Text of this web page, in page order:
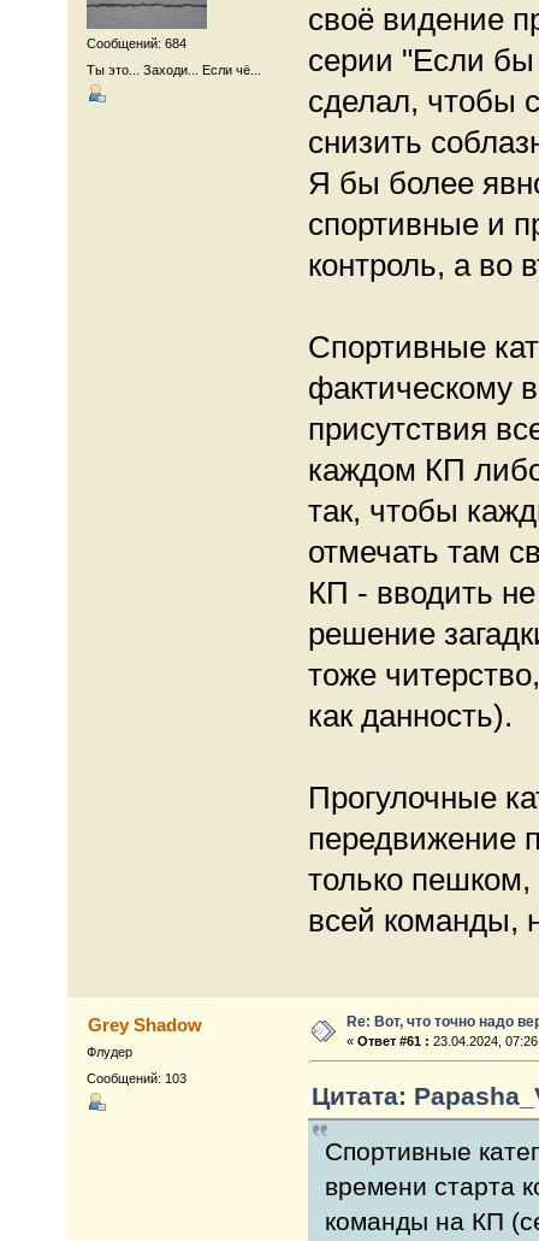
Сообщений: 684
Ты это... Заходи... Если чё...
своё видение
серии "Если
сделал, чтобы
снизить
Я бы более
спортивные и
контроль, а во
Спортивные
фактическому
присутствия
каждом КП
так, чтобы
отмечать там
КП - вводить
решение
тоже
как данность).
Прогулочные
передвижение
только пешком,
всей команды,
Grey Shadow
Флудер
Сообщений: 103
Re: Вот, что точно надо
«Ответ #61 : 23.04.2024,
Цитата:
Спортивные
времени старта
команды на КП